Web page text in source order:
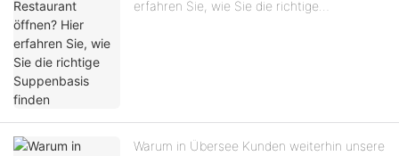
erfahren Sie, wie Sie die richtige
Warum in Übersee Kunden weiterhin unsere